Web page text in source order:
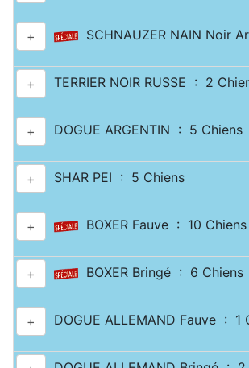
+ SCHNAUZER NAIN Noir
+ TERRIER NOIR RUSSE : 2
+ DOGUE ARGENTIN : 5 Chiens
+ SHAR PEI : 5 Chiens
+ BOXER Fauve : 10 Chiens
+ BOXER Bringé : 6 Chiens
+ DOGUE ALLEMAND Fauve : 1